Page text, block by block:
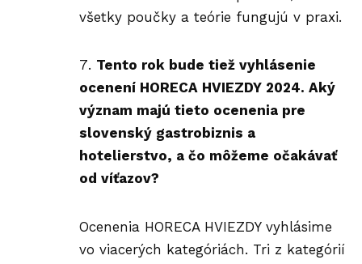
všetky poučky a teórie fungujú v praxi.
Tento rok bude tiež vyhlásenie
ocenení HORECA HVIEZDY 2024. Aký
význam majú tieto ocenenia pre
slovenský gastrobiznis a
hotelierstvo, a čo môžeme očakávať
od víťazov?
Ocenenia HORECA HVIEZDY vyhlásime
vo viacerých kategóriách. Tri z kategórií